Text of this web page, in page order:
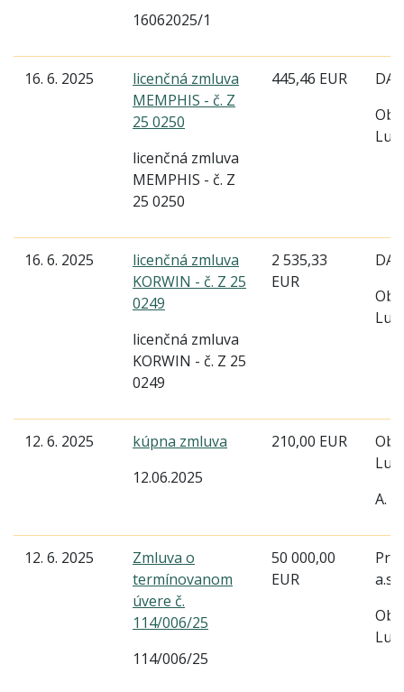
16062025/1
16. 6. 2025
licenčná zmluva
MEMPHIS - č. Z
25 0250
licenčná zmluva
MEMPHIS - č. Z
25 0250
445,46 EUR
16. 6. 2025
licenčná zmluva
KORWIN - č. Z 25
0249
licenčná zmluva
KORWIN - č. Z 25
0249
2 535,33
EUR
12. 6. 2025
kúpna zmluva
12.06.2025
210,00 EUR
A.
12. 6. 2025
Zmluva o
termínovanom
úvere č.
114/006/25
114/006/25
50 000,00
EUR
a.s.